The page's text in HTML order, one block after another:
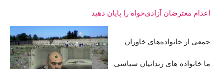
اعدام معترضان آزادی‌خواه را پایان دهید
جمعی از خانواده‌های خاوران
ما خانواده های زندانیان سیاسی